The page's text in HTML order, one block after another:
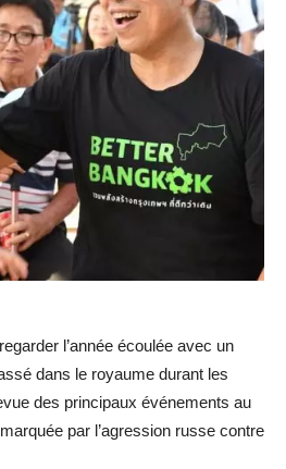
l’année écoulée avec un
dans le royaume durant les
des principaux événements au
par l’agression russe contre